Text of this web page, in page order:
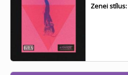
Zenei stílus: